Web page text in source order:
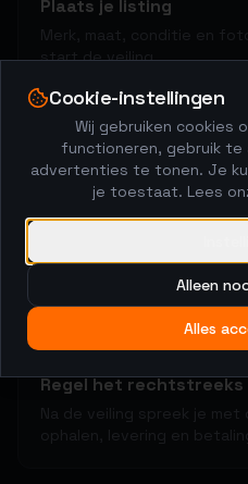
Plaats je listing
start de veiling.
2
Kopers brengen
48-uurs veiling met anti-
Regel het rechtstreeks
Cookie-instellingen
Wij gebruiken cookies
functioneren, gebruik te
advertenties te tonen. Je
je toestaat. Lees
Alleen
Alles